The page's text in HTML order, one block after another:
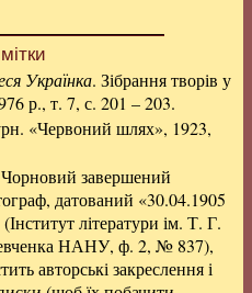
Українка. Зібрання творів у
р., т. 7, с. 201 – 203.
«Червоний шлях», 1923,
Чорновий завершений
датований «30.04.1905
літератури ім. Т. Г.
НАНУ, ф. 2, № 837),
авторські закреслення і